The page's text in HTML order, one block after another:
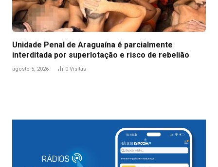
Unidade Penal de Araguaína é parcialmente
interditada por superlotação e risco de rebelião
agosto 5, 2026 0 Visitas